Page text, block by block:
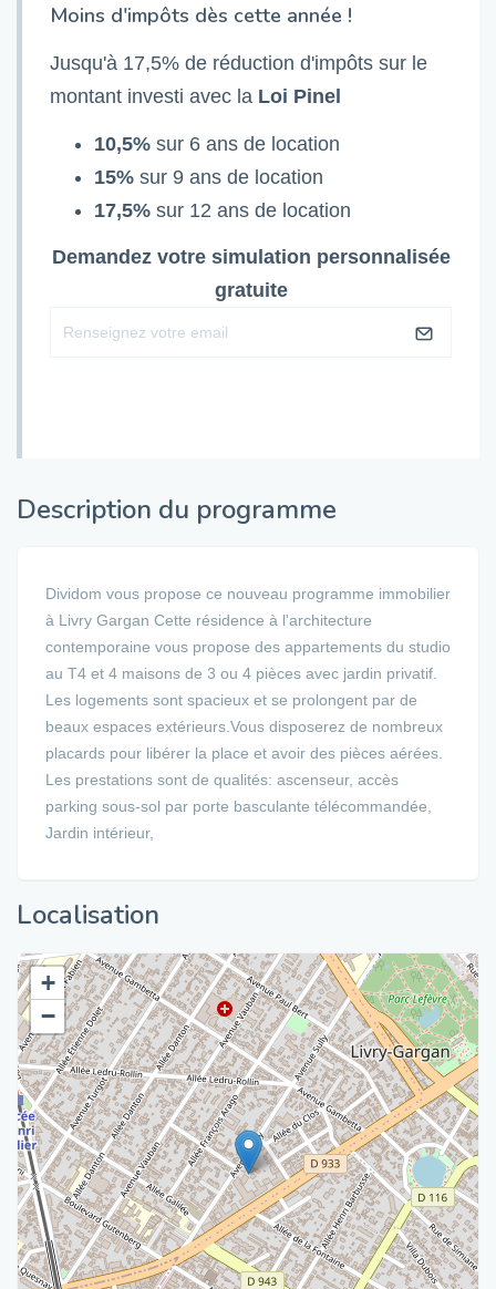
Moins d'impôts dès cette année !
Jusqu'à 17,5% de réduction d'impôts sur le
montant investi avec la Loi Pinel
10,5% sur 6 ans de location
15% sur 9 ans de location
17,5% sur 12 ans de location
Demandez votre simulation personnalisée
gratuite
Description du programme
Dividom vous propose ce nouveau programme immobilier
à Livry Gargan Cette résidence à l'architecture
contemporaine vous propose des appartements du studio
au T4 et 4 maisons de 3 ou 4 pièces avec jardin privatif.
Les logements sont spacieux et se prolongent par de
beaux espaces extérieurs.Vous disposerez de nombreux
placards pour libérer la place et avoir des pièces aérées.
Les prestations sont de qualités: ascenseur, accès
parking sous-sol par porte basculante télécommandée,
Jardin intérieur,
Localisation
+
−